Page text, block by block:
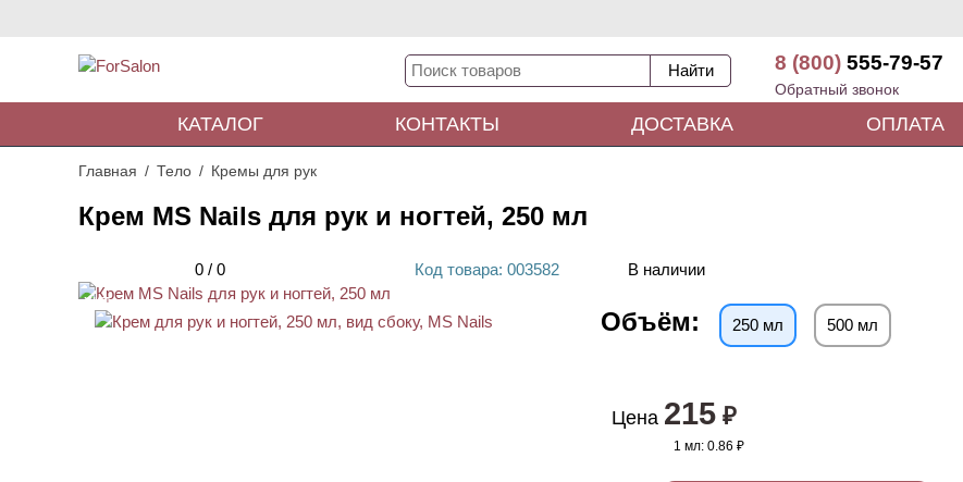
8 (800) 555-79-57
Обратный звонок
КАТАЛОГ КОНТАКТЫ ДОСТАВКА ОПЛАТА
Главная Тело Кремы для рук
Крем MS Nails для рук и ногтей, 250 мл
0 / 0 Код товара: 003582
ХИТ
В наличии
Объём: 250 мл 500 мл
Цена 215 ₽
1 мл: 0.86 ₽